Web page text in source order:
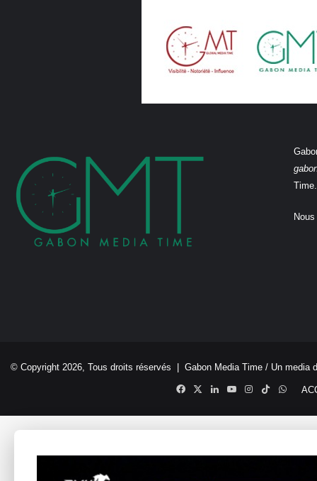
Time.
© Copyright 2026, Tous droits réservés | Gabon Media Time / Un media
Facebook
X LinkedinYouTubeInstagram
TikTok